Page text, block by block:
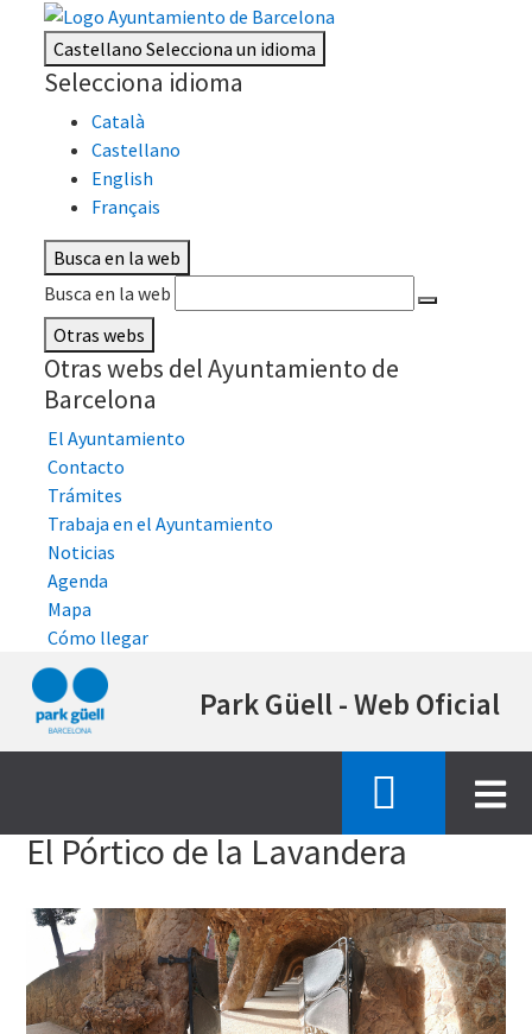
CastellanoSelecciona un idioma
Selecciona idioma
Català
Castellano
English
Français
Busca en la web
Busca en la web
Otras webs
Otras webs del Ayuntamiento de
Barcelona
El Ayuntamiento
Contacto
Trámites
Trabaja en el Ayuntamiento
Noticias
Agenda
Mapa
Cómo llegar
al
principal
Park Güell - Web Oficial
El Pórtico de la Lavandera